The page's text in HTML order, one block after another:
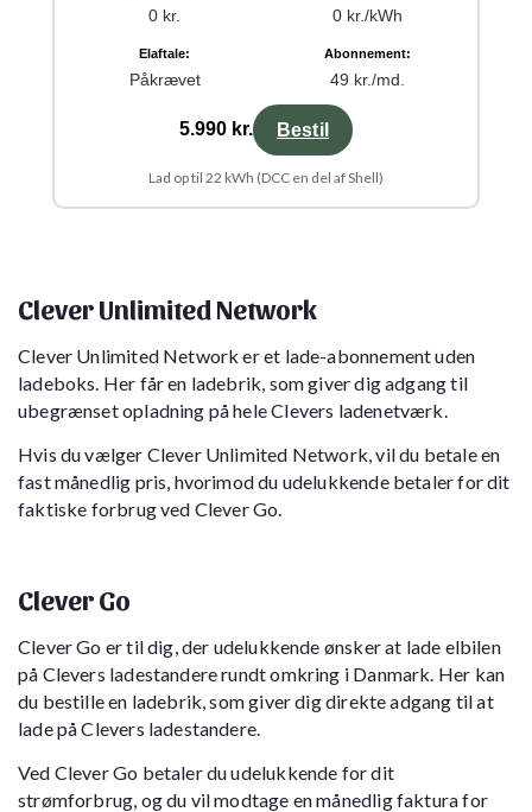
0 kr. 0 kr./kWh
Elaftale:
Påkrævet
Abonnement:
49 kr./md.
5.990 kr. Bestil
Lad op til 22 kWh (DCC en del af Shell)
Clever Unlimited Network
Clever Unlimited Network er et lade-abonnement uden
ladeboks. Her får en ladebrik, som giver dig adgang til
ubegrænset opladning på hele Clevers ladenetværk.
Hvis du vælger Clever Unlimited Network, vil du betale en
fast månedlig pris, hvorimod du udelukkende betaler for dit
faktiske forbrug ved Clever Go.
Clever Go
Clever Go er til dig, der udelukkende ønsker at lade elbilen
på Clevers ladestandere rundt omkring i Danmark. Her kan
du bestille en ladebrik, som giver dig direkte adgang til at
lade på Clevers ladestandere.
Ved Clever Go betaler du udelukkende for dit
strømforbrug, og du vil modtage en månedlig faktura for